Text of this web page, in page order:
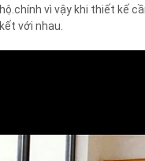
hộ.chính vì vậy khi thiết kế
kết với nhau.